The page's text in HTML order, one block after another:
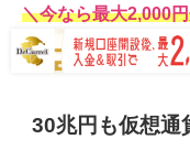
＼今なら最大2,000
30兆円も仮想通